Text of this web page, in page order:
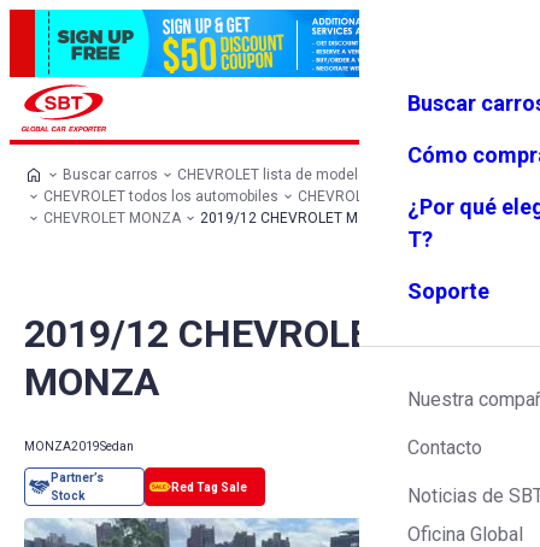
Favoritos Menú
Buscar
Cómo
¿Por qué
T?
Soporte
Nuestra
Contacto
Noticias de
Oficina Global
Buscar carros
CHEVROLET lista de modelos
CHEVROLET todos los automobiles
CHEVROLET Sedan
CHEVROLET MONZA
2019/12 CHEVROLET MONZA
2019/12 CHEVROLET
MONZA
MONZA2019Sedan